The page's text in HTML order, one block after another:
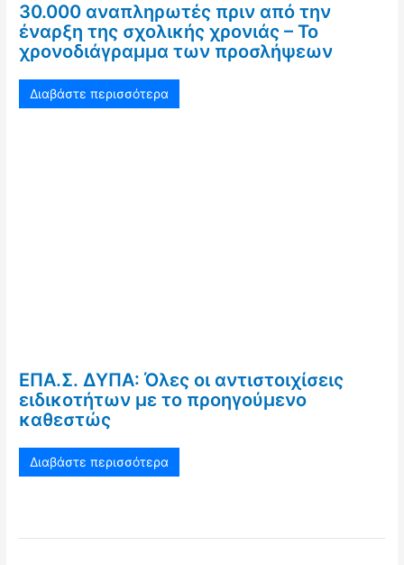
30.000 αναπληρωτές πριν από την
έναρξη της σχολικής χρονιάς – Το
χρονοδιάγραμμα των προσλήψεων
Διαβάστε περισσότερα
ΕΠΑ.Σ. ΔΥΠΑ: Όλες οι αντιστοιχίσεις
ειδικοτήτων με το προηγούμενο
καθεστώς
Διαβάστε περισσότερα